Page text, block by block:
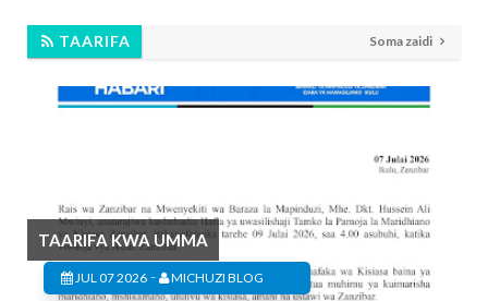
TAARIFA Soma zaidi
TAARIFA KWA UMMA
JUL 07 2026 - MICHUZI BLOG